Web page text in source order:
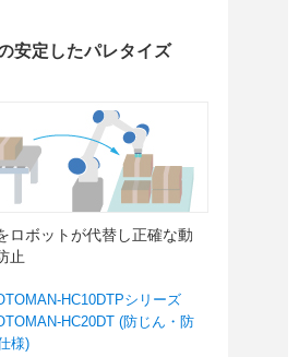
安定したパレタイズ
ロボットが代替し正確な動
止
HC10DTPシリーズ
HC20DT (防じん・防
様)